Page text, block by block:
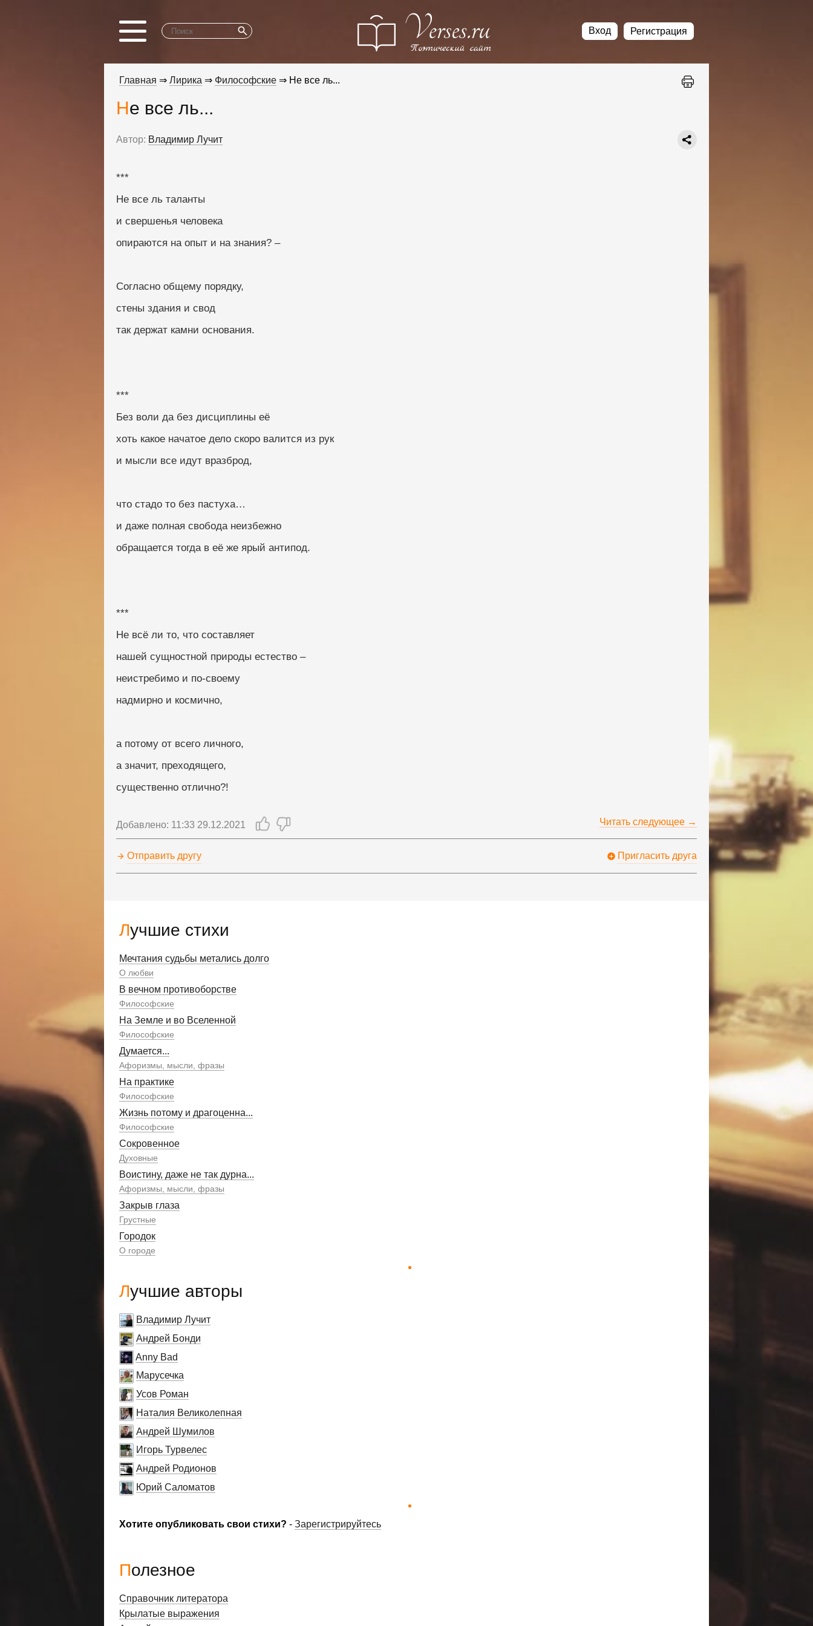
Вход Регистрация
Лучшие стихи
Мечтания судьбы метались долго
О любви
В вечном противоборстве
Философские
На Земле и во Вселенной
Философские
Думается...
Афоризмы, мысли, фразы
На практике
Философские
Жизнь потому и драгоценна...
Философские
Сокровенное
Духовные
Воистину, даже не так дурна...
Афоризмы, мысли, фразы
Закрыв глаза
Грустные
Городок
О городе
Лучшие авторы
Владимир Лучит
Андрей Бонди
Anny Bad
Марусечка
Усов Роман
Наталия Великолепная
Андрей Шумилов
Игорь Турвелес
Андрей Родионов
Юрий Саломатов
Хотите опубликовать свои стихи? - Зарегистрируйтесь
Главная ⇒ Лирика ⇒ Философские ⇒ Не все ль...
Не все ль...
Автор: Владимир Лучит
***
Не все ль таланты
и свершенья человека
опираются на опыт и на знания? –
Согласно общему порядку,
стены здания и свод
так держат камни основания.
***
Без воли да без дисциплины её
хоть какое начатое дело скоро валится из рук
и мысли все идут вразброд,
что стадо то без пастуха…
и даже полная свобода неизбежно
обращается тогда в её же ярый антипод.
***
Не всё ли то, что составляет
нашей сущностной природы естество –
неистребимо и по-своему
надмирно и космично,
а потому от всего личного,
а значит, преходящего,
существенно отлично?!
Добавлено: 11:33 29.12.2021 Читать следующее →
Отправить другу Пригласить друга
Полезное
Справочник литератора
Крылатые выражения